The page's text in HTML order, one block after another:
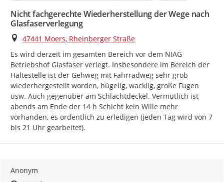
Nicht fachgerechte Wiederherstellung der Wege nach
Glasfaserverlegung
Ort
47441 Moers, Rheinberger Straße
Es wird derzeit im gesamten Bereich vor dem NIAG
Betriebshof Glasfaser verlegt. Insbesondere im Bereich der
Haltestelle ist der Gehweg mit Fahrradweg sehr grob
wiederhergestellt worden, hügelig, wacklig, große Fugen
usw. Auch gegenüber am Schlachtdeckel. Vermutlich ist
abends am Ende der 14 h Schicht kein Wille mehr
vorhanden, es ordentlich zu erledigen (jeden Tag wird von 7
bis 21 Uhr gearbeitet).
Anonym